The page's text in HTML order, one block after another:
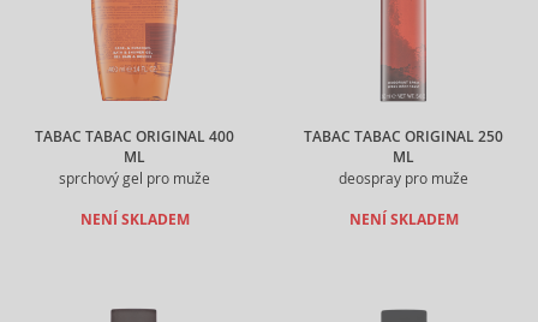
TABAC TABAC ORIGINAL 400
ML
sprchový gel pro muže
NENÍ SKLADEM
TABAC TABAC ORIGINAL 250
ML
deospray pro muže
NENÍ SKLADEM